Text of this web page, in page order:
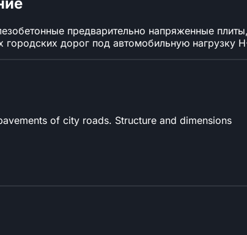
предварительно напряженные
дорог под автомобильную нагрузку
of city roads. Structure and dimensions